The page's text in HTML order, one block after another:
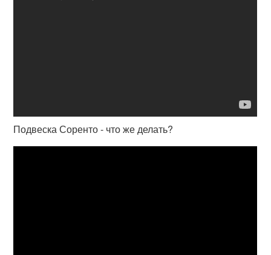
Подвеска Соренто - что же делать?